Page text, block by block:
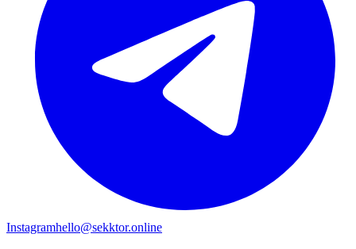
Instagramhello@sekktor.online